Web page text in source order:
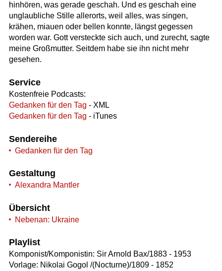
hinhören, was gerade geschah. Und es geschah eine
unglaubliche Stille allerorts, weil alles, was singen,
krähen, miauen oder bellen konnte, längst gegessen
worden war. Gott versteckte sich auch, und zurecht, sagte
meine Großmutter. Seitdem habe sie ihn nicht mehr
gesehen.
Service
Kostenfreie Podcasts:
Gedanken für den Tag - XML
Gedanken für den Tag - iTunes
Sendereihe
Gedanken für den Tag
Gestaltung
Alexandra Mantler
Übersicht
Nebenan: Ukraine
Playlist
Komponist/Komponistin: Sir Arnold Bax/1883 - 1953
Vorlage: Nikolai Gogol /(Nocturne)/1809 - 1852